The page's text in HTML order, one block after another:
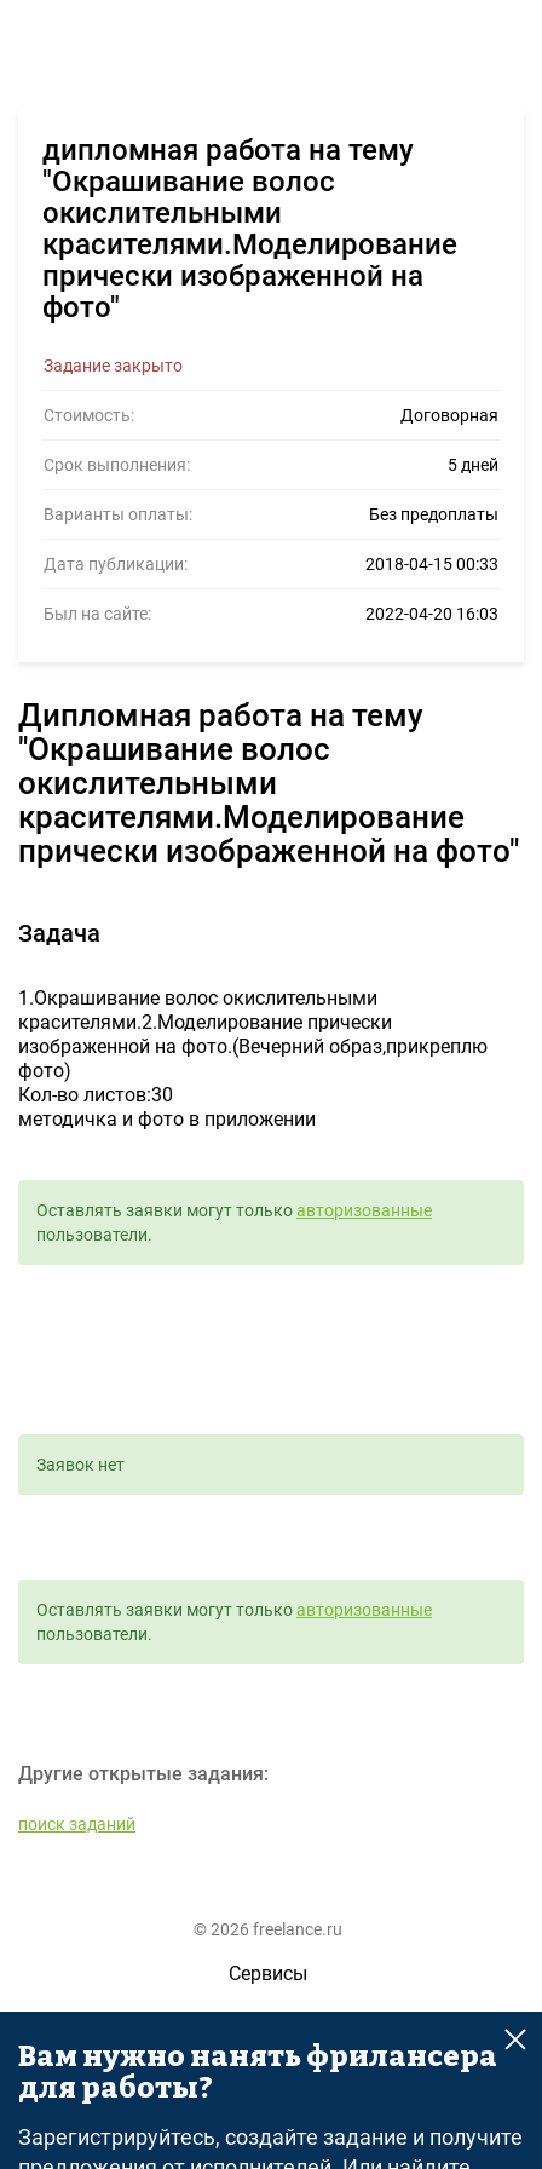
дипломная работа на тему
"Окрашивание волос
окислительными
красителями.Моделирование
прически изображенной на
фото"
Задание закрыто
Стоимость: Договорная
Срок выполнения: 5 дней
Варианты оплаты: Без предоплаты
Дата публикации: 2018-04-15 00:33
Был на сайте: 2022-04-20 16:03
дипломная работа на тему
"Окрашивание волос
окислительными
красителями.Моделирование
прически изображенной на фото"
Задача
1.Окрашивание волос окислительными
красителями.2.Моделирование прически
изображенной на фото.(Вечерний образ,прикреплю
фото)
Кол-во листов:30
методичка и фото в приложении
Оставлять заявки могут толькоавторизованные
пользователи.
Заявок нет
Оставлять заявки могут толькоавторизованные
пользователи.
Другие открытые задания:
поиск заданий
© 2026 freelance.ru
Сервисы
Помощь
Поиск
Оферта
Вам нужно нанять фрилансера
для работы?
Зарегистрируйтесь, создайте задание и получите